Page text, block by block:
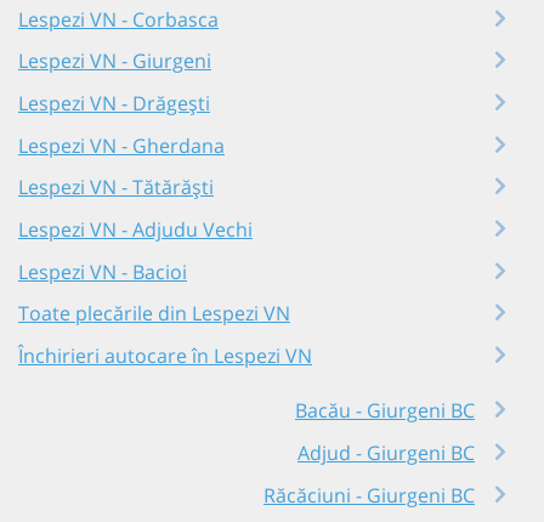
Lespezi VN - Corbasca
Lespezi VN - Giurgeni
Lespezi VN - Drăgești
Lespezi VN - Gherdana
Lespezi VN - Tătărăști
Lespezi VN - Adjudu Vechi
Lespezi VN - Bacioi
Toate plecările din Lespezi VN
Închirieri autocare în Lespezi VN
Bacău - Giurgeni BC
Adjud - Giurgeni BC
Răcăciuni - Giurgeni BC